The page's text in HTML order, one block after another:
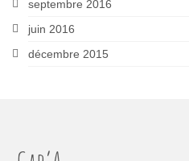
septembre 2016
juin 2016
décembre 2015